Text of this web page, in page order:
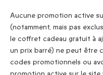
Aucune promotion active
(notamment, mais pas
le coffret cadeau gratuit à
un prix barré) ne peut être
codes promotionnels ou